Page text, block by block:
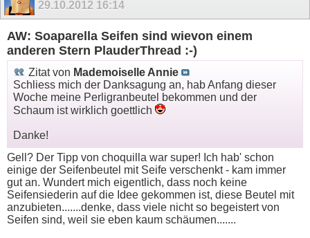
29.10.2012 16:14
AW: Soaparella Seifen sind wievon einem
anderen Stern PlauderThread :-)
Zitat von Mademoiselle Annie
Schliess mich der Danksagung an, hab Anfang dieser
Woche meine Perligranbeutel bekommen und der
Schaum ist wirklich goettlich
Danke!
Gell? Der Tipp von choquilla war super! Ich hab' schon
einige der Seifenbeutel mit Seife verschenkt - kam immer
gut an. Wundert mich eigentlich, dass noch keine
Seifensiederin auf die Idee gekommen ist, diese Beutel mit
anzubieten.......denke, dass viele nicht so begeistert von
Seifen sind, weil sie eben kaum schäumen.......